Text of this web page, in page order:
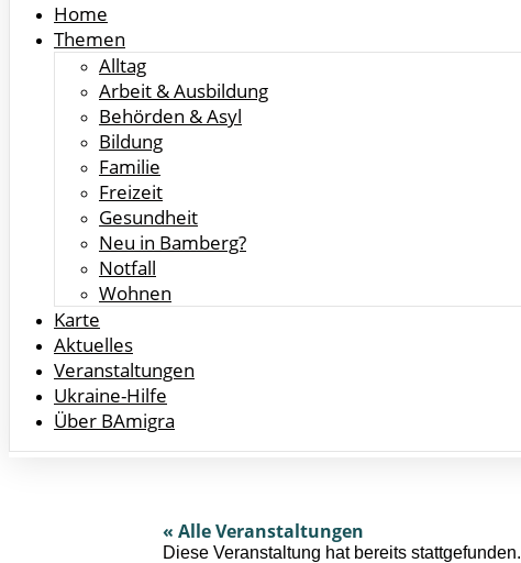
Home
Themen
Alltag
Arbeit & Ausbildung
Behörden & Asyl
Bildung
Familie
Freizeit
Gesundheit
Neu in Bamberg?
Notfall
Wohnen
Karte
Aktuelles
Veranstaltungen
Ukraine-Hilfe
Über BAmigra
« Alle Veranstaltungen
Diese Veranstaltung hat bereits stattgefunden.